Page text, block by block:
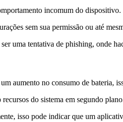
incomum do dispositivo.
sem sua permissão ou até
uma tentativa de phishing, onde
aumento no consumo de bateria,
do sistema em segundo
isso pode indicar que um